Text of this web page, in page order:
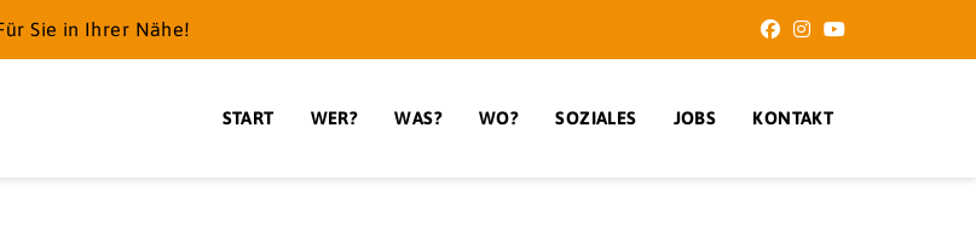
Sie in Ihrer Nähe!
START WER? WAS? WO? SOZIALES JOBS KONTAKT